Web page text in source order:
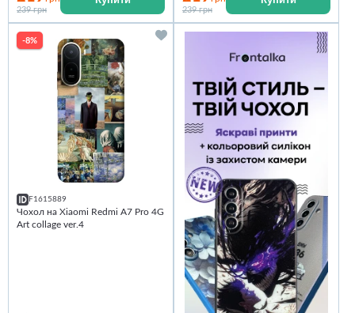
239 грн 239 грн
-8%
F1615889
Чохол на Xiaomi Redmi A7 Pro 4G
Art collage ver.4